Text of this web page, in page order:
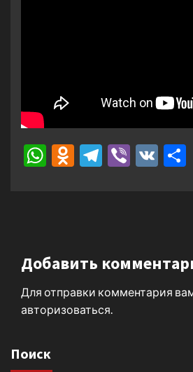
WhatsApp
Telegram
Viber
VK
Добавить
Для отправки комментария
авторизоваться
Поиск